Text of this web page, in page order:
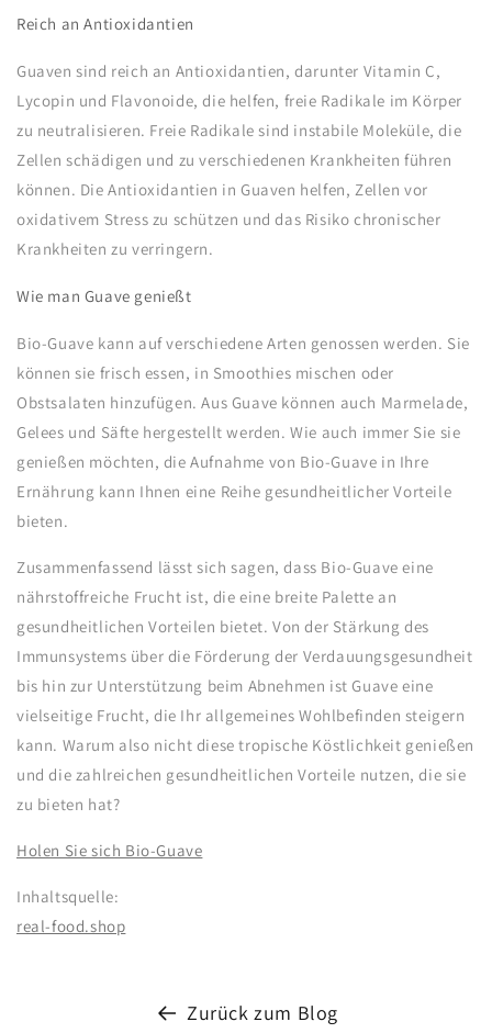
Reich an Antioxidantien
Guaven sind reich an Antioxidantien, darunter Vitamin C,
Lycopin und Flavonoide, die helfen, freie Radikale im Körper
zu neutralisieren. Freie Radikale sind instabile Moleküle, die
Zellen schädigen und zu verschiedenen Krankheiten führen
können. Die Antioxidantien in Guaven helfen, Zellen vor
oxidativem Stress zu schützen und das Risiko chronischer
Krankheiten zu verringern.
Wie man Guave genießt
Bio-Guave kann auf verschiedene Arten genossen werden. Sie
können sie frisch essen, in Smoothies mischen oder
Obstsalaten hinzufügen. Aus Guave können auch Marmelade,
Gelees und Säfte hergestellt werden. Wie auch immer Sie sie
genießen möchten, die Aufnahme von Bio-Guave in Ihre
Ernährung kann Ihnen eine Reihe gesundheitlicher Vorteile
bieten.
Zusammenfassend lässt sich sagen, dass Bio-Guave eine
nährstoffreiche Frucht ist, die eine breite Palette an
gesundheitlichen Vorteilen bietet. Von der Stärkung des
Immunsystems über die Förderung der Verdauungsgesundheit
bis hin zur Unterstützung beim Abnehmen ist Guave eine
vielseitige Frucht, die Ihr allgemeines Wohlbefinden steigern
kann. Warum also nicht diese tropische Köstlichkeit genießen
und die zahlreichen gesundheitlichen Vorteile nutzen, die sie
zu bieten hat?
Holen Sie sich Bio-Guave
Inhaltsquelle:
real-food.shop
Zurück zum Blog